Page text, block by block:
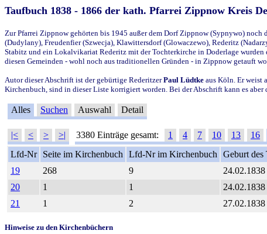
Taufbuch 1838 - 1866 der kath. Pfarrei Zippnow Kreis
Zur Pfarrei Zippnow gehörten bis 1945 außer dem Dorf Zippnow (Sypnywo)
(Dudylany), Freudenfier (Szwecja), Klawittersdorf (Glowaczewo), Rederitz
Stabitz und ein Lokalvikariat Rederitz mit der Tochterkirche in Doderlage wurden
diesen Gemeinden - wohl noch aus traditionellen Gründen - in Zippnow getauft
Autor dieser Abschrift ist der gebürtige RederitzerPaul Lüdtke aus Köln. Er weist
Kirchenbuch, sind in dieser Liste korrigiert worden. Bei der Abschrift kann es
Alles Suchen Auswahl Detail
|< < > >| 3380 Einträge gesamt: 1 4 7 10 13 16
Lfd-Nr
Seite im Kirchenbuch Lfd-Nr im Kirchenbuch Geburt des
19
268 9 24.02.1838
20
1 1 24.02.1838
21
1 2 27.02.1838
Hinweise zu den Kirchenbüchern